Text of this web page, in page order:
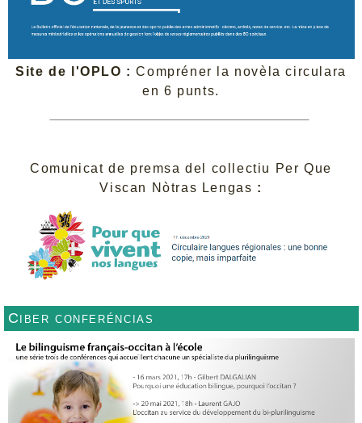
Site de l'OPLO :Compréner la novèla circulara
en 6 punts.
Comunicat de premsa del collectiu Per Que
Viscan Nòtras Lengas :
Ciber conferéncias